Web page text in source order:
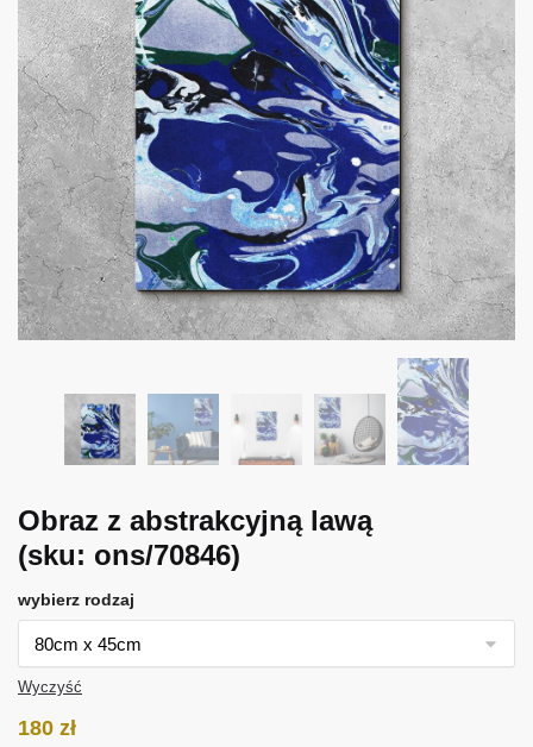
Obraz z abstrakcyjną lawą
(sku: ons/70846)
wybierz rodzaj
Wyczyść
180 zł